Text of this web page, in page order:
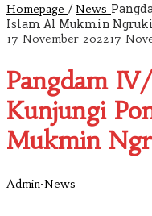
Homepage /News
Islam Al Mukmin Ngruki
17 November 202217
Pangdam
Kunjungi
Mukmin
Admin-News